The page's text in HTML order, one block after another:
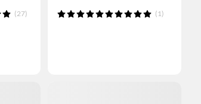
(27) (1)